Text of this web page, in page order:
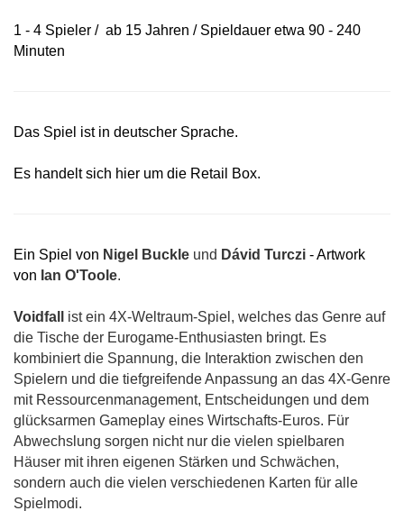
1 - 4 Spieler / ab 15 Jahren / Spieldauer etwa 90 - 240
Minuten
Das Spiel ist in deutscher Sprache.
Es handelt sich hier um die Retail Box.
Ein Spiel von Nigel Buckle und Dávid Turczi - Artwork
von Ian O'Toole.
Voidfall
ist ein 4X-Weltraum-Spiel, welches das Genre auf
die Tische der Eurogame-Enthusiasten bringt. Es
kombiniert die Spannung, die Interaktion zwischen den
Spielern und die tiefgreifende Anpassung an das 4X-Genre
mit Ressourcenmanagement, Entscheidungen und dem
glücksarmen Gameplay eines Wirtschafts-Euros. Für
Abwechslung sorgen nicht nur die vielen spielbaren
Häuser mit ihren eigenen Stärken und Schwächen,
sondern auch die vielen verschiedenen Karten für alle
Spielmodi.